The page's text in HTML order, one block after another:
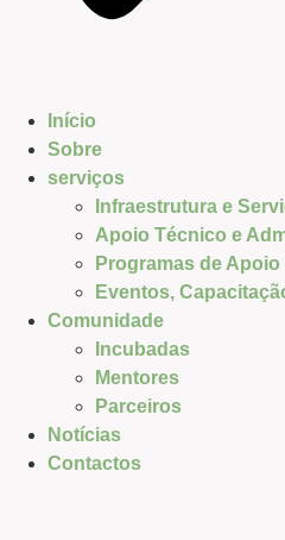
Início
Sobre
serviços
Infraestrutura e
Apoio Técnico e
Programas de
Eventos,
Comunidade
Incubadas
Mentores
Parceiros
Notícias
Contactos